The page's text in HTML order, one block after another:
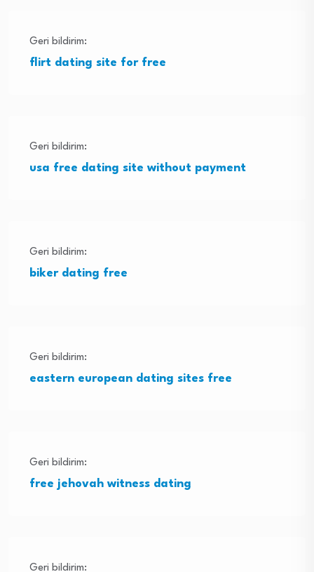
Geri bildirim:
flirt dating site for free
Geri bildirim:
usa free dating site without payment
Geri bildirim:
biker dating free
Geri bildirim:
eastern european dating sites free
Geri bildirim:
free jehovah witness dating
Geri bildirim: